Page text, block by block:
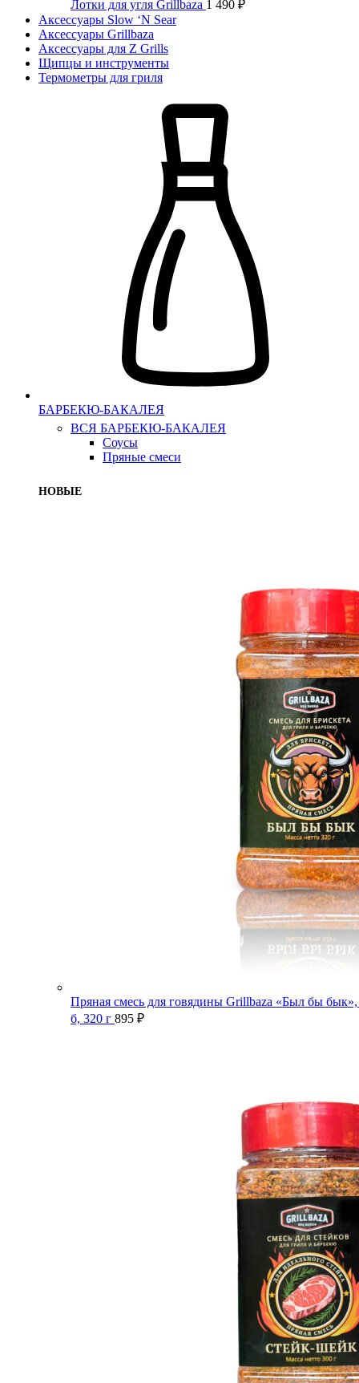
Лотки для угля Grillbaza 1 490 ₽
Аксессуары Slow ‘N Sear
Аксессуары Grillbaza
Аксессуары для Z Grills
Щипцы и инструменты
Термометры для гриля
БАРБЕКЮ-БАКАЛЕЯ
ВСЯ БАРБЕКЮ-БАКАЛЕЯ
Соусы
Пряные смеси
НОВЫЕ
Пряная смесь для говядины Grillbaza «Был бы
б, 320 г 895 ₽